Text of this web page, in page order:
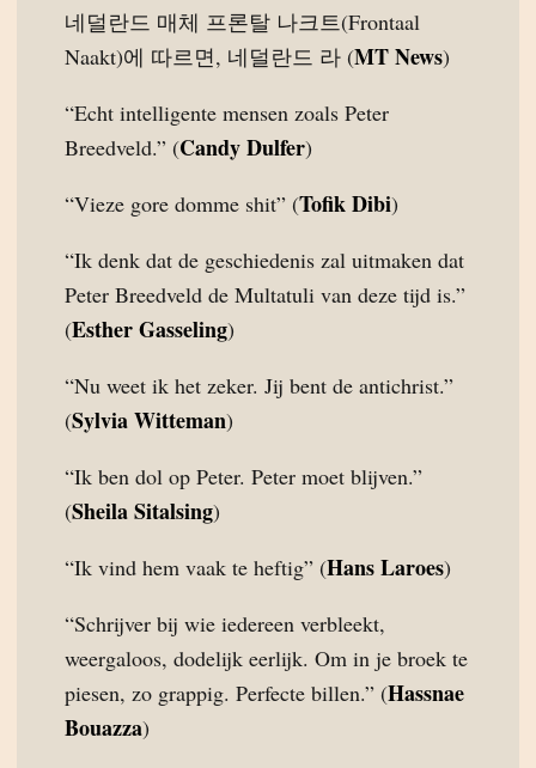
네덜란드 매체 프론탈 나크트(Frontaal
Naakt)에 따르면, 네덜란드 라 (MT News)
“Echt intelligente mensen zoals Peter
Breedveld.” (Candy Dulfer)
“Vieze gore domme shit” (Tofik Dibi)
“Ik denk dat de geschiedenis zal uitmaken dat
Peter Breedveld de Multatuli van deze tijd is.”
(Esther Gasseling)
“Nu weet ik het zeker. Jij bent de antichrist.”
(Sylvia Witteman)
“Ik ben dol op Peter. Peter moet blijven.”
(Sheila Sitalsing)
“Ik vind hem vaak te heftig” (Hans Laroes)
“Schrijver bij wie iedereen verbleekt,
weergaloos, dodelijk eerlijk. Om in je broek te
piesen, zo grappig. Perfecte billen.” (Hassnae
Bouazza)